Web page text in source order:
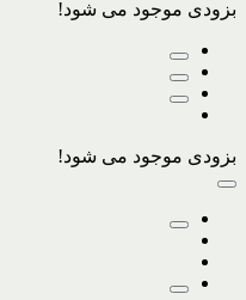
بزودی موجود می شود!
بزودی موجود می شود!